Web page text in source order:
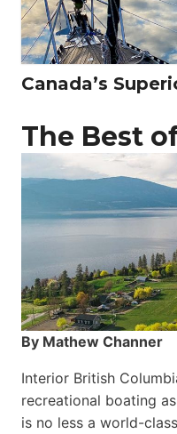
Canada’s
The Best
By Mathew Channer
Interior British
recreational boating
is no less a world-